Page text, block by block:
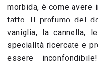
morbida, è come avere
tatto. Il profumo del
vaniglia, la cannella,
specialità ricercate e
essere